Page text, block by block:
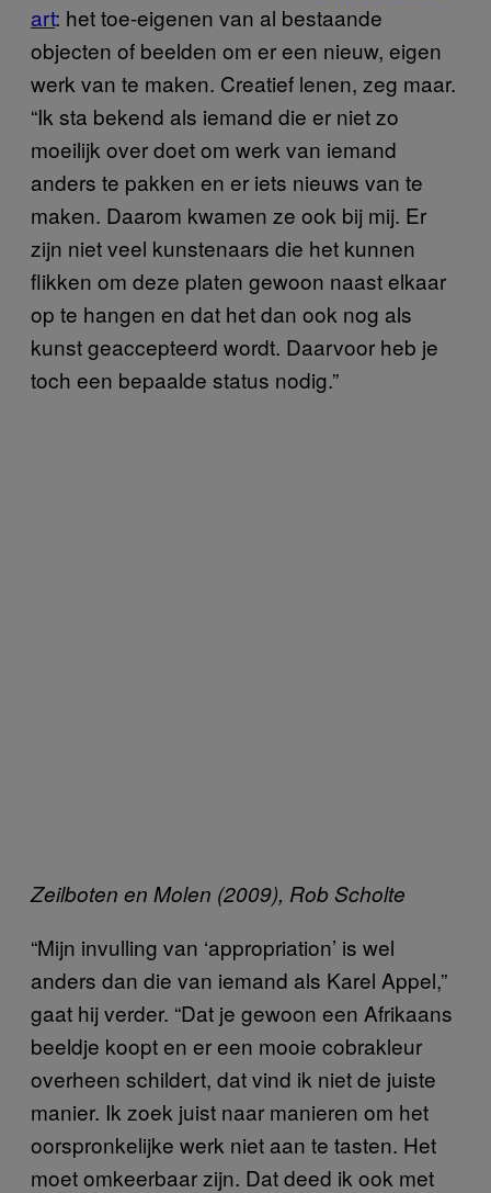
art: het toe-eigenen van al bestaande
objecten of beelden om er een nieuw, eigen
werk van te maken. Creatief lenen, zeg maar.
“Ik sta bekend als iemand die er niet zo
moeilijk over doet om werk van iemand
anders te pakken en er iets nieuws van te
maken. Daarom kwamen ze ook bij mij. Er
zijn niet veel kunstenaars die het kunnen
flikken om deze platen gewoon naast elkaar
op te hangen en dat het dan ook nog als
kunst geaccepteerd wordt. Daarvoor heb je
toch een bepaalde status nodig.”
Zeilboten en Molen (2009), Rob Scholte
“Mijn invulling van ‘appropriation’ is wel
anders dan die van iemand als Karel Appel,”
gaat hij verder. “Dat je gewoon een Afrikaans
beeldje koopt en er een mooie cobrakleur
overheen schildert, dat vind ik niet de juiste
manier. Ik zoek juist naar manieren om het
oorspronkelijke werk niet aan te tasten. Het
moet omkeerbaar zijn. Dat deed ik ook met